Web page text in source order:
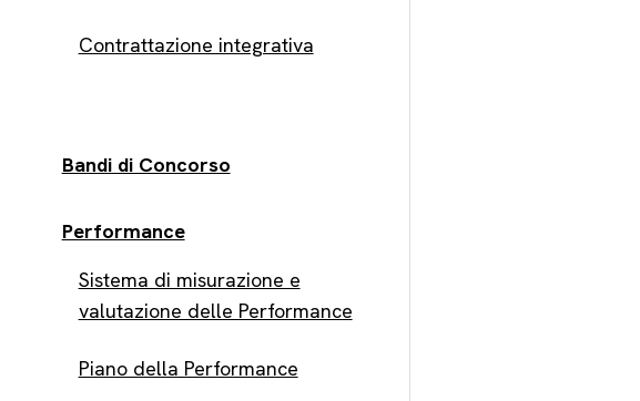
Contrattazione integrativa
Bandi di Concorso
Performance
Sistema di misurazione e
valutazione delle Performance
Piano della Performance